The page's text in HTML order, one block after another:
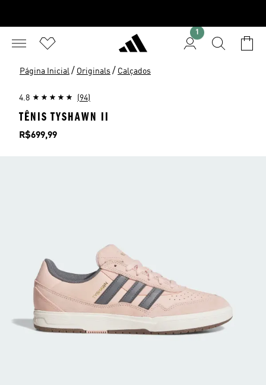
1
Página Inicial / Originals / Calçados
4.8 (94)
TÊNIS TYSHAWN II
Preço
R$699,99